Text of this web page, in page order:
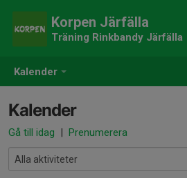
Kalender
Korpen Järfälla
Träning Rinkbandy Järfälla
Kalender
Gå till idag | Prenumerera